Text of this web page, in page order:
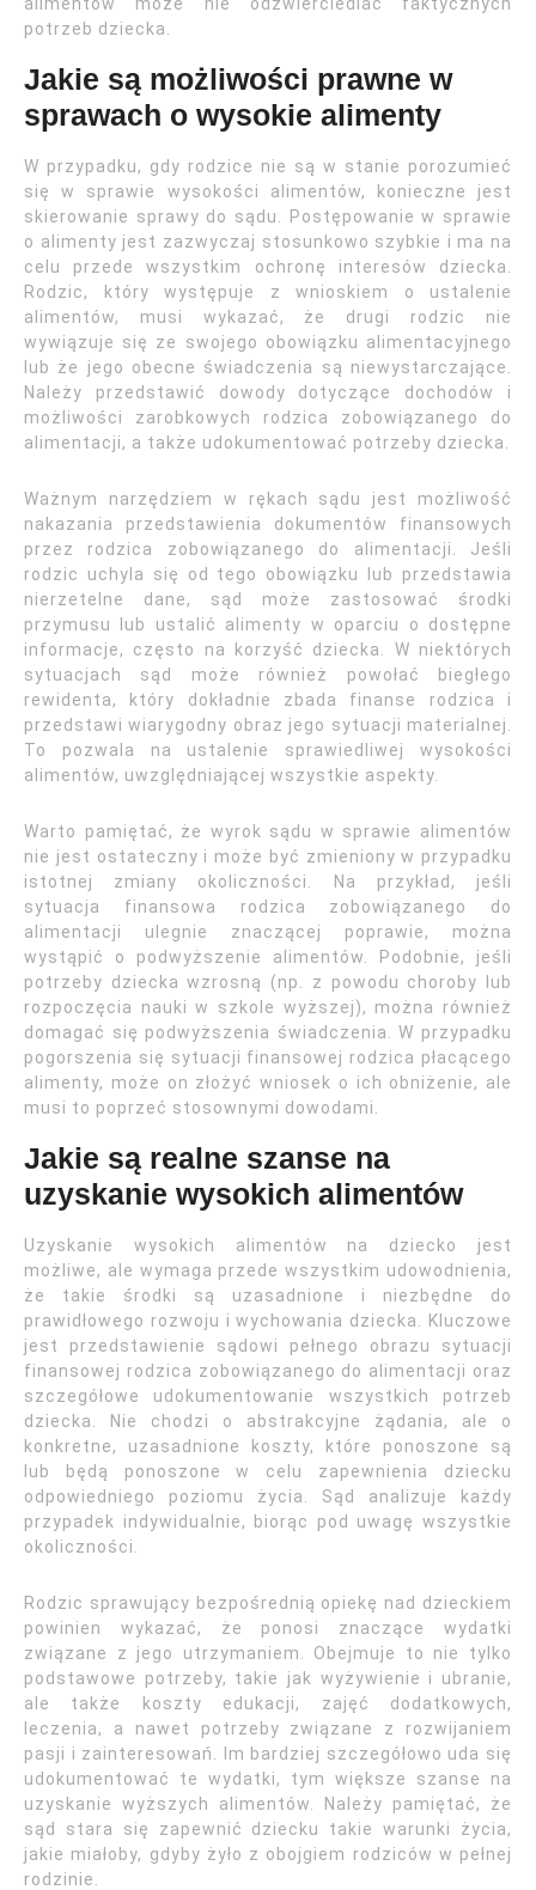
potrzeb dziecka.
Jakie są możliwości prawne w
sprawach o wysokie alimenty
W przypadku, gdy rodzice nie są w stanie porozumieć
się w sprawie wysokości alimentów, konieczne jest
skierowanie sprawy do sądu. Postępowanie w sprawie
o alimenty jest zazwyczaj stosunkowo szybkie i ma na
celu przede wszystkim ochronę interesów dziecka.
Rodzic, który występuje z wnioskiem o ustalenie
alimentów, musi wykazać, że drugi rodzic nie
wywiązuje się ze swojego obowiązku alimentacyjnego
lub że jego obecne świadczenia są niewystarczające.
Należy przedstawić dowody dotyczące dochodów i
możliwości zarobkowych rodzica zobowiązanego do
alimentacji, a także udokumentować potrzeby dziecka.
Ważnym narzędziem w rękach sądu jest możliwość
nakazania przedstawienia dokumentów finansowych
przez rodzica zobowiązanego do alimentacji. Jeśli
rodzic uchyla się od tego obowiązku lub przedstawia
nierzetelne dane, sąd może zastosować środki
przymusu lub ustalić alimenty w oparciu o dostępne
informacje, często na korzyść dziecka. W niektórych
sytuacjach sąd może również powołać biegłego
rewidenta, który dokładnie zbada finanse rodzica i
przedstawi wiarygodny obraz jego sytuacji materialnej.
To pozwala na ustalenie sprawiedliwej wysokości
alimentów, uwzględniającej wszystkie aspekty.
Warto pamiętać, że wyrok sądu w sprawie alimentów
nie jest ostateczny i może być zmieniony w przypadku
istotnej zmiany okoliczności. Na przykład, jeśli
sytuacja finansowa rodzica zobowiązanego do
alimentacji ulegnie znaczącej poprawie, można
wystąpić o podwyższenie alimentów. Podobnie, jeśli
potrzeby dziecka wzrosną (np. z powodu choroby lub
rozpoczęcia nauki w szkole wyższej), można również
domagać się podwyższenia świadczenia. W przypadku
pogorszenia się sytuacji finansowej rodzica płacącego
alimenty, może on złożyć wniosek o ich obniżenie, ale
musi to poprzeć stosownymi dowodami.
Jakie są realne szanse na
uzyskanie wysokich alimentów
Uzyskanie wysokich alimentów na dziecko jest
możliwe, ale wymaga przede wszystkim udowodnienia,
że takie środki są uzasadnione i niezbędne do
prawidłowego rozwoju i wychowania dziecka. Kluczowe
jest przedstawienie sądowi pełnego obrazu sytuacji
finansowej rodzica zobowiązanego do alimentacji oraz
szczegółowe udokumentowanie wszystkich potrzeb
dziecka. Nie chodzi o abstrakcyjne żądania, ale o
konkretne, uzasadnione koszty, które ponoszone są
lub będą ponoszone w celu zapewnienia dziecku
odpowiedniego poziomu życia. Sąd analizuje każdy
przypadek indywidualnie, biorąc pod uwagę wszystkie
okoliczności.
Rodzic sprawujący bezpośrednią opiekę nad dzieckiem
powinien wykazać, że ponosi znaczące wydatki
związane z jego utrzymaniem. Obejmuje to nie tylko
podstawowe potrzeby, takie jak wyżywienie i ubranie,
ale także koszty edukacji, zajęć dodatkowych,
leczenia, a nawet potrzeby związane z rozwijaniem
pasji i zainteresowań. Im bardziej szczegółowo uda się
udokumentować te wydatki, tym większe szanse na
uzyskanie wyższych alimentów. Należy pamiętać, że
sąd stara się zapewnić dziecku takie warunki życia,
jakie miałoby, gdyby żyło z obojgiem rodziców w pełnej
rodzinie.